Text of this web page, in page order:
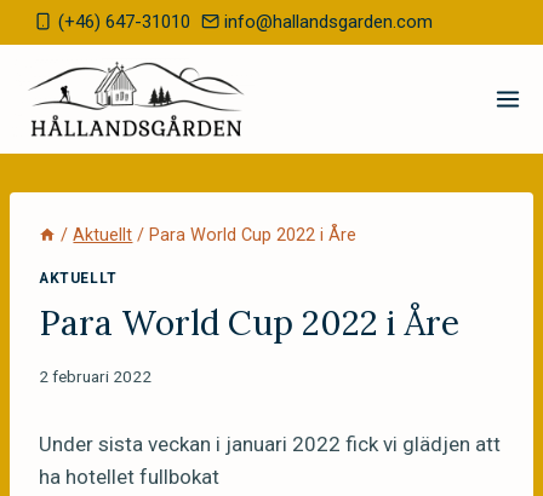
to
content
(+46) 647-31010 info@hallandsgarden.com
/ Aktuellt / Para World Cup 2022 i Åre
AKTUELLT
Para World Cup 2022 i Åre
2 februari 2022
Under sista veckan i januari 2022 fick vi glädjen att
ha hotellet fullbokat